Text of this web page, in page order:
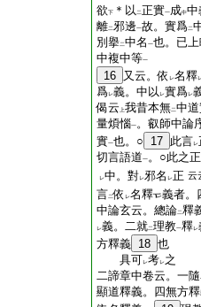
欲下 ＊以 二正實一成中中
離二邪邊一故。實爲二
別擧二中名 一也。已
中複中等一
16 又云。依 レ名釋
爲レ義。中以 レ實爲レ
偈云
上我昔本無二中
量煩惱一。叡師中論
實一也。○ 17 此言レ
切言語道一。○此之
レ中。對レ邪名 レ正 云
言二依 レ名釋
義者。
中論玄云。總論二釋
レ義。二就二理教一釋レ
方釋義 18 也
具可レ考レ之
二諦章中卷云。一
顯道釋義。四無方